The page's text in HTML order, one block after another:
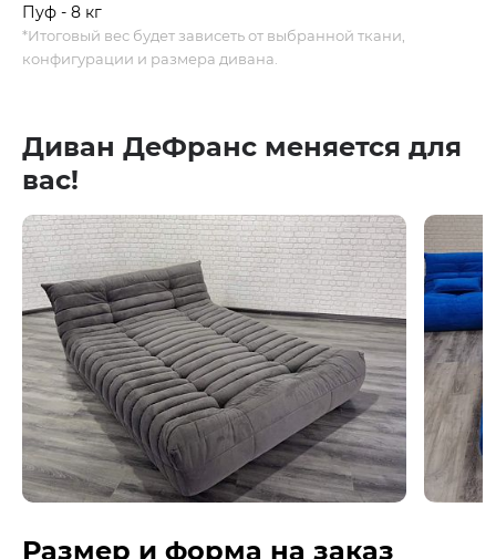
Пуф - 8 кг
*Итоговый вес будет зависеть от выбранной ткани,
конфигурации и размера дивана.
Диван ДеФранс меняется для
вас!
Размер и форма на заказ